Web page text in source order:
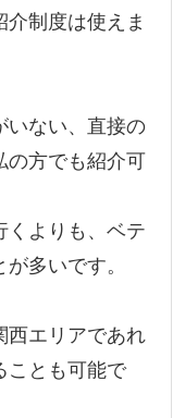
制度は使えま
いない、直接の
の方でも紹介可
くよりも、ベテ
多いです。
西エリアであれ
ことも可能で